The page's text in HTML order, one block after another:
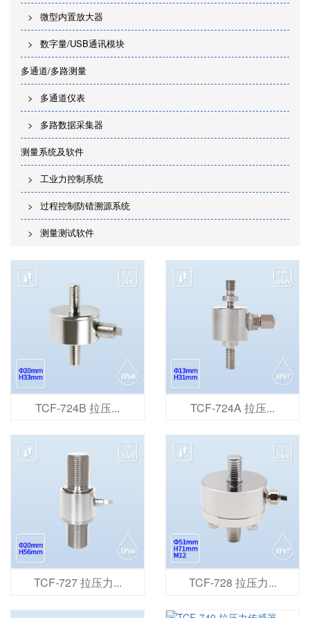
微型内置放大器
数字量/USB通讯模块
多通道/多路测量
多通道仪表
多路数据采集器
测量系统及软件
工业力控制系统
过程控制防错溯源系统
测量测试软件
TCF-724B 拉压... TCF-724A 拉压...
TCF-727 拉压力... TCF-728 拉压力...